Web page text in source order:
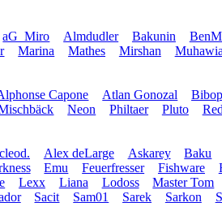
aG_Miro Almdudler Bakunin
Marina Mathes Mirshan
Capone Atlan Gonozal
Neon Philtaer Pluto
Alex deLarge Askarey
Baku
Emu Feuerfresser Fishware
Lexx Liana Lodoss
Master Tom
Sacit Sam01 Sarek Sarkon